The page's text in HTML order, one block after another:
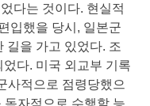
다는 것이다. 현실적
입했을 당시, 일본군
길을 가고 있었다. 조
다. 미국 외교부 기록
사적으로 점령당했으
독자적으로 수행할 능